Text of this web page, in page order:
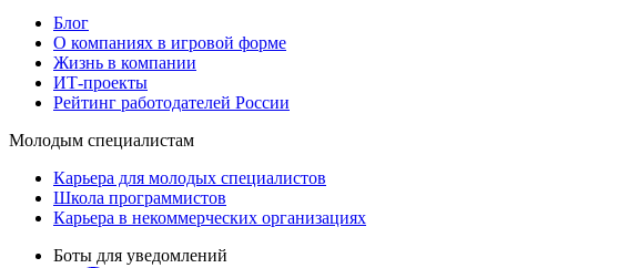
Блог
О компаниях в игровой форме
Жизнь в компании
ИТ-проекты
Рейтинг работодателей России
Молодым специалистам
Карьера для молодых специалистов
Школа программистов
Карьера в некоммерческих организациях
Боты для уведомлений